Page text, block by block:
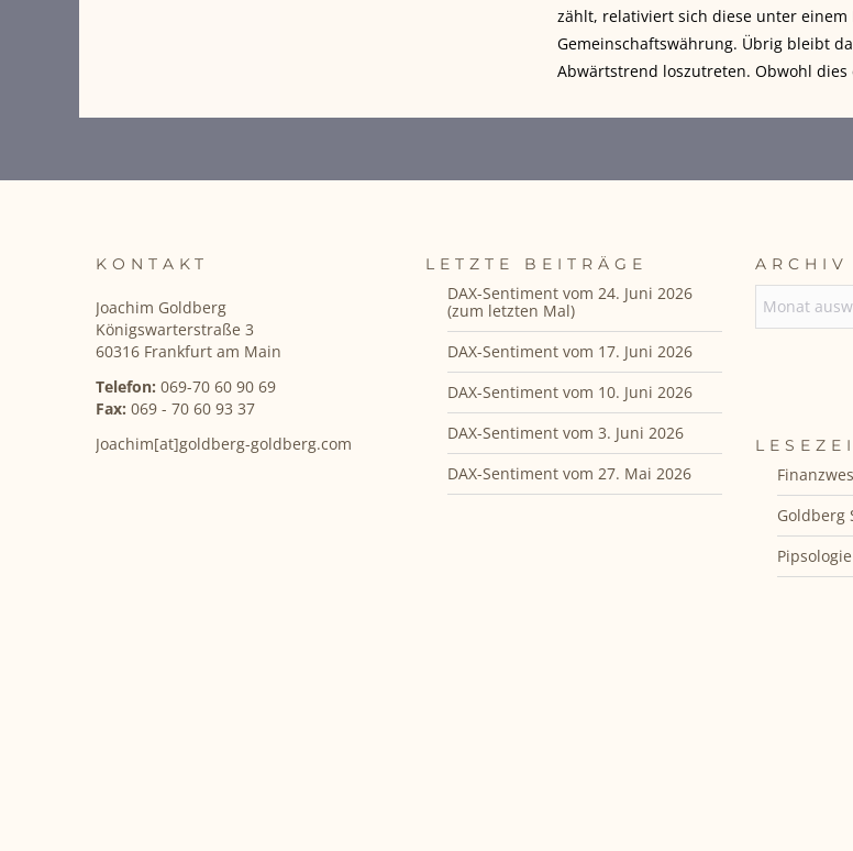
zählt, relativiert sich diese unter
Gemeinschaftswährung. Übrig bleibt
Abwärtstrend loszutreten. Obwohl
KONTAKT
Joachim Goldberg
Königswarterstraße 3
60316 Frankfurt am Main
Telefon: 069-70 60 90 69
Fax: 069 - 70 60 93 37
Joachim[at]goldberg-goldberg.com
LETZTE BEITRÄGE
DAX-Sentiment vom 24. Juni 2026
(zum letzten Mal)
DAX-Sentiment vom 17. Juni 2026
DAX-Sentiment vom 10. Juni 2026
DAX-Sentiment vom 3. Juni 2026
DAX-Sentiment vom 27. Mai 2026
ARCHIV
Goldberg
Pipsologie